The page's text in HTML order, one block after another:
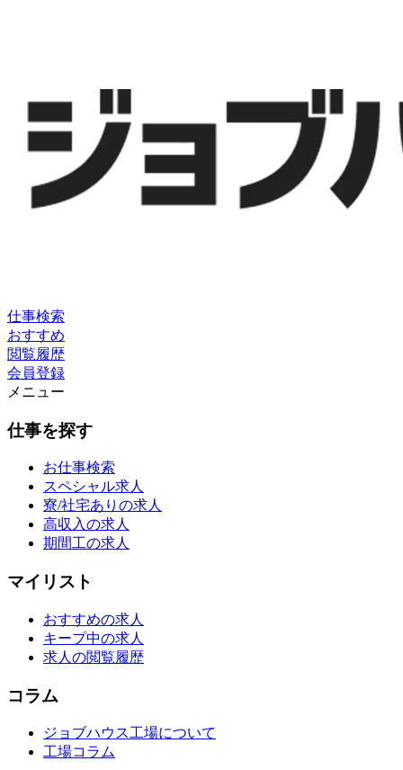
仕事検索
おすすめ
閲覧履歴
会員登録
メニュー
仕事を探す
お仕事検索
スペシャル求人
寮/社宅ありの求人
高収入の求人
期間工の求人
マイリスト
おすすめの求人
キープ中の求人
求人の閲覧履歴
コラム
ジョブハウス工場について
工場コラム